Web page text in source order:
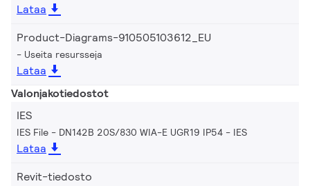
Lataa
Product-Diagrams-910505103612_EU
Useita resursseja
Lataa
Valonjakotiedostot
IES
IES File - DN142B 20S/830 WIA-E UGR19 IP54 IES
Lataa
Revit-tiedosto